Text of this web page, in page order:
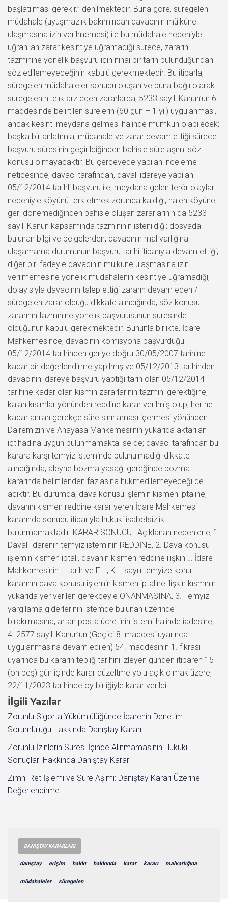
başlatılması gerekir.” denilmektedir. Buna göre, süregelen
müdahale (uyuşmazlık bakımından davacının mülküne
ulaşmasına izin verilmemesi) ile bu müdahale nedeniyle
uğranılan zarar kesintiye uğramadığı sürece, zararın
tazminine yönelik başvuru için nihai bir tarih bulunduğundan
söz edilemeyeceğinin kabulü gerekmektedir. Bu itibarla,
süregelen müdahaleler sonucu oluşan ve buna bağlı olarak
süregelen nitelik arz eden zararlarda, 5233 sayılı Kanun’un 6.
maddesinde belirtilen sürelerin (60 gün – 1 yıl) uygulanması,
ancak kesinti meydana gelmesi halinde mümkün olabilecek;
başka bir anlatımla, müdahale ve zarar devam ettiği sürece
başvuru süresinin geçirildiğinden bahisle süre aşımı söz
konusu olmayacaktır. Bu çerçevede yapılan inceleme
neticesinde, davacı tarafından, davalı idareye yapılan
05/12/2014 tarihli başvuru ile, meydana gelen terör olayları
nedeniyle köyünü terk etmek zorunda kaldığı, halen köyüne
geri dönemediğinden bahisle oluşan zararlarının da 5233
sayılı Kanun kapsamında tazmininin istenildiği; dosyada
bulunan bilgi ve belgelerden, davacının mal varlığına
ulaşamama durumunun başvuru tarihi itibarıyla devam ettiği,
diğer bir ifadeyle davacının mülküne ulaşmasına izin
verilmemesine yönelik müdahalenin kesintiye uğramadığı,
dolayısıyla davacının talep ettiği zararın devam eden /
süregelen zarar olduğu dikkate alındığında; söz konusu
zararının tazminine yönelik başvurusunun süresinde
olduğunun kabulü gerekmektedir. Bununla birlikte, İdare
Mahkemesince, davacının komisyona başvurduğu
05/12/2014 tarihinden geriye doğru 30/05/2007 tarihine
kadar bir değerlendirme yapılmış ve 05/12/2013 tarihinden
davacının idareye başvuru yaptığı tarih olan 05/12/2014
tarihine kadar olan kısmın zararlarının tazmini gerektiğine,
kalan kısımlar yönünden reddine karar verilmiş olup, her ne
kadar anılan gerekçe süre sınırlaması içermesi yönünden
Dairemizin ve Anayasa Mahkemesi’nin yukarıda aktarılan
içtihadına uygun bulunmamakta ise de; davacı tarafından bu
karara karşı temyiz isteminde bulunulmadığı dikkate
alındığında, aleyhe bozma yasağı gereğince bozma
kararında belirtilenden fazlasına hükmedilemeyeceği de
açıktır. Bu durumda, dava konusu işlemin kısmen iptaline,
davanın kısmen reddine karar veren İdare Mahkemesi
kararında sonucu itibarıyla hukuki isabetsizlik
bulunmamaktadır. KARAR SONUCU : Açıklanan nedenlerle; 1.
Davalı idarenin temyiz isteminin REDDİNE, 2. Dava konusu
işlemin kısmen iptali, davanın kısmen reddine ilişkin … İdare
Mahkemesinin … tarih ve E:…, K:… sayılı temyize konu
kararının dava konusu işlemin kısmen iptaline ilişkin kısmının
yukarıda yer verilen gerekçeyle ONANMASINA, 3. Temyiz
yargılama giderlerinin istemde bulunan üzerinde
bırakılmasına, artan posta ücretinin istemi halinde iadesine,
4. 2577 sayılı Kanun’un (Geçici 8. maddesi uyarınca
uygulanmasına devam edilen) 54. maddesinin 1. fıkrası
uyarınca bu kararın tebliğ tarihini izleyen günden itibaren 15
(on beş) gün içinde karar düzeltme yolu açık olmak üzere,
22/11/2023 tarihinde oy birliğiyle karar verildi.
İlgili Yazılar
Zorunlu Sigorta Yükümlülüğünde İdarenin Denetim
Sorumluluğu Hakkında Danıştay Kararı
Zorunlu İzinlerin Süresi İçinde Alınmamasının Hukuki
Sonuçları Hakkında Danıştay Kararı
Zımni Ret İşlemi ve Süre Aşımı: Danıştay Kararı Üzerine
Değerlendirme
DANIŞTAY KARARLARI
danıştay erişim hakkı hakkında karar kararı malvarlığına
müdahaleler süregelen